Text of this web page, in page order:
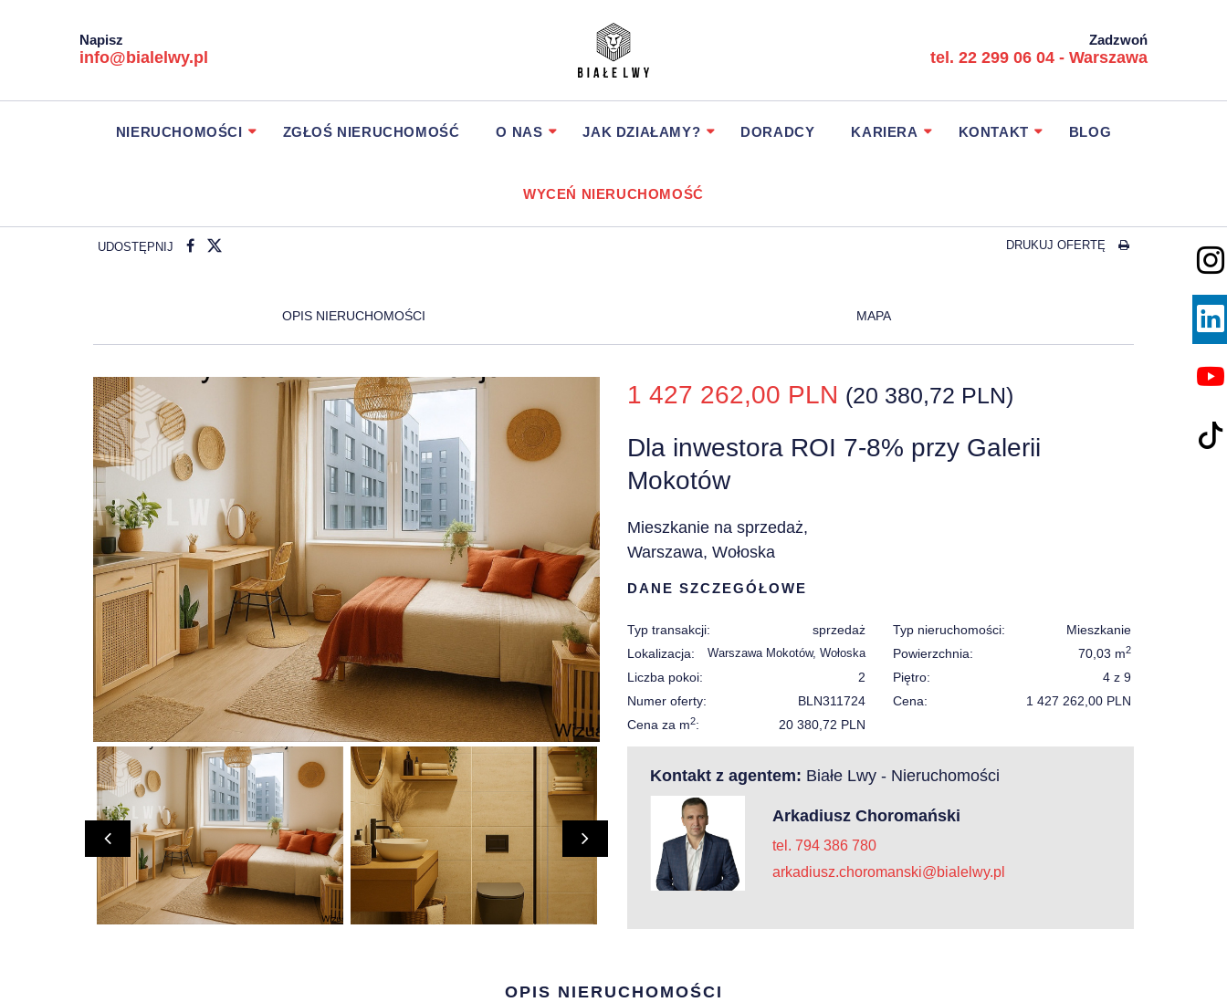
Napisz
info@bialelwy.pl
Zadzwoń
tel. 22 299 06 04 - Warszawa
NIERUCHOMOŚCI ZGŁOŚ NIERUCHOMOŚĆ O NAS JAK DZIAŁAMY? DORADCY KARIERA KONTAKT BLOG
WYCEŃ NIERUCHOMOŚĆ
UDOSTĘPNIJ DRUKUJ OFERTĘ
OPIS NIERUCHOMOŚCI MAPA
1 427 262,00 PLN (20 380,72 PLN)
Dla inwestora ROI 7-8% przy Galerii
Mokotów
Mieszkanie na sprzedaż,
Warszawa, Wołoska
DANE SZCZEGÓŁOWE
Typ transakcji: sprzedaż Typ nieruchomości:
Mieszkanie
Lokalizacja:
Warszawa Mokotów, Wołoska Powierzchnia: 70,03 m2
Liczba pokoi: 2 Piętro:
4 z 9
Numer oferty:
BLN311724 Cena:
1 427 262,00 PLN
Cena za m2: 20 380,72 PLN
Kontakt z agentem: Białe Lwy - Nieruchomości
Arkadiusz Choromański
tel. 794 386 780
arkadiusz.choromanski@bialelwy.pl
OPIS NIERUCHOMOŚCI